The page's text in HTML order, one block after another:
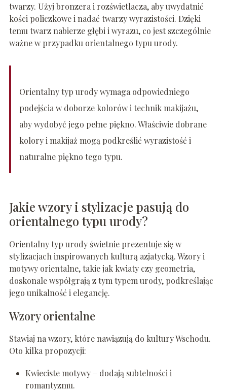
twarzy. Użyj bronzera i rozświetlacza, aby uwydatnić
kości policzkowe i nadać twarzy wyrazistości. Dzięki
temu twarz nabierze głębi i wyrazu, co jest szczególnie
ważne w przypadku orientalnego typu urody.
Orientalny typ urody wymaga odpowiedniego
podejścia w doborze kolorów i technik makijażu,
aby wydobyć jego pełne piękno. Właściwie dobrane
kolory i makijaż mogą podkreślić wyrazistość i
naturalne piękno tego typu.
Jakie wzory i stylizacje pasują do
orientalnego typu urody?
Orientalny typ urody świetnie prezentuje się w
stylizacjach inspirowanych kulturą azjatycką. Wzory i
motywy orientalne, takie jak kwiaty czy geometria,
doskonale współgrają z tym typem urody, podkreślając
jego unikalność i elegancję.
Wzory orientalne
Stawiaj na wzory, które nawiązują do kultury Wschodu.
Oto kilka propozycji:
Kwieciste motywy – dodają subtelności i
romantyzmu.